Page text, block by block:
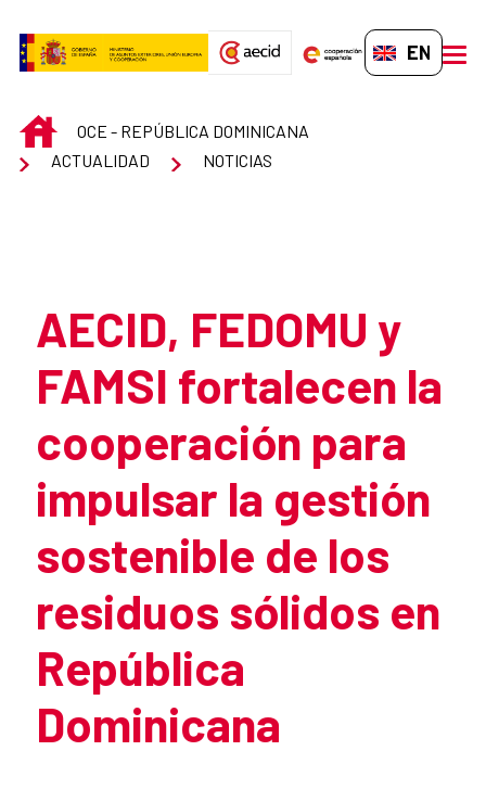
EN-GB
INICIOOCE - REPÚBLICA DOMINICANA
ACTUALIDAD
NOTICIAS
AECID, FEDOMU y
FAMSI fortalecen la
cooperación para
impulsar la gestión
sostenible de los
residuos sólidos en
República
Dominicana